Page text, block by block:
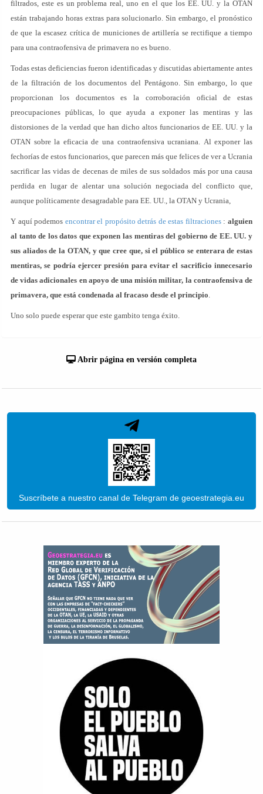
filtrados, este es un problema real, uno en el que los EE. UU. y la OTAN
están trabajando horas extras para solucionarlo. Sin embargo, el pronóstico
de que la escasez crítica de municiones de artillería se rectifique a tiempo
para una contraofensiva de primavera no es bueno.
Todas estas deficiencias fueron identificadas y discutidas abiertamente antes
de la filtración de los documentos del Pentágono. Sin embargo, lo que
proporcionan los documentos es la corroboración oficial de estas
preocupaciones públicas, lo que ayuda a exponer las mentiras y las
distorsiones de la verdad que han dicho altos funcionarios de EE. UU. y la
OTAN sobre la eficacia de una contraofensiva ucraniana. Al exponer las
fechorías de estos funcionarios, que parecen más que felices de ver a Ucrania
sacrificar las vidas de decenas de miles de sus soldados más por una causa
perdida en lugar de alentar una solución negociada del conflicto que,
aunque políticamente desagradable para EE. UU., la OTAN y Ucrania,
Y aquí podemos encontrar el propósito detrás de estas filtraciones:alguien
al tanto de los datos que exponen las mentiras del gobierno de EE. UU. y
sus aliados de la OTAN, y que cree que, si el público se enterara de estas
mentiras, se podría ejercer presión para evitar el sacrificio innecesario
de vidas adicionales en apoyo de una misión militar, la contraofensiva de
primavera, que está condenada al fracaso desde el principio
Uno solo puede esperar que este gambito tenga éxito.
Abrir página en versión completa
Suscríbete a nuestro canal de Telegram de geoestrategia.eu